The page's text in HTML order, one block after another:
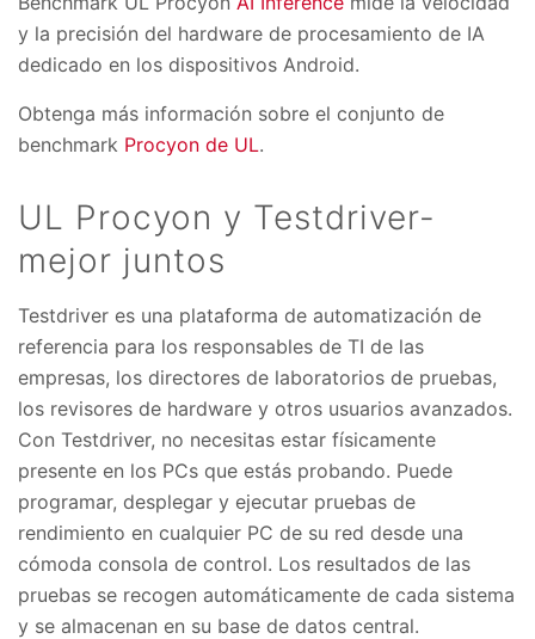
y la precisión del hardware de procesamiento de IA
dedicado en los dispositivos Android.
Obtenga más información sobre el conjunto de
benchmark Procyon de UL.
UL Procyon y Testdriver-
mejor juntos
Testdriver es una plataforma de automatización de
referencia para los responsables de TI de las
empresas, los directores de laboratorios de pruebas,
los revisores de hardware y otros usuarios avanzados.
Con Testdriver, no necesitas estar físicamente
presente en los PCs que estás probando. Puede
programar, desplegar y ejecutar pruebas de
rendimiento en cualquier PC de su red desde una
cómoda consola de control. Los resultados de las
pruebas se recogen automáticamente de cada sistema
y se almacenan en su base de datos central.